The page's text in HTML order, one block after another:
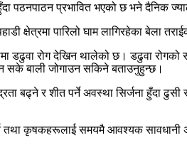
पठनपाठन प्रभावित भएको छ भने दैनिक
क्षेत्रमा पारिलो घाम लागिरहेका बेला
रोग देखिन थालेको छ। डढुवा
सके बाली जोगाउन सकिने बताउनुहुन्छ।
बढ्ने र शीत पर्ने अवस्था सिर्जना हुँदा
तथा कृषकहरूलाई समयमै आवश्यक